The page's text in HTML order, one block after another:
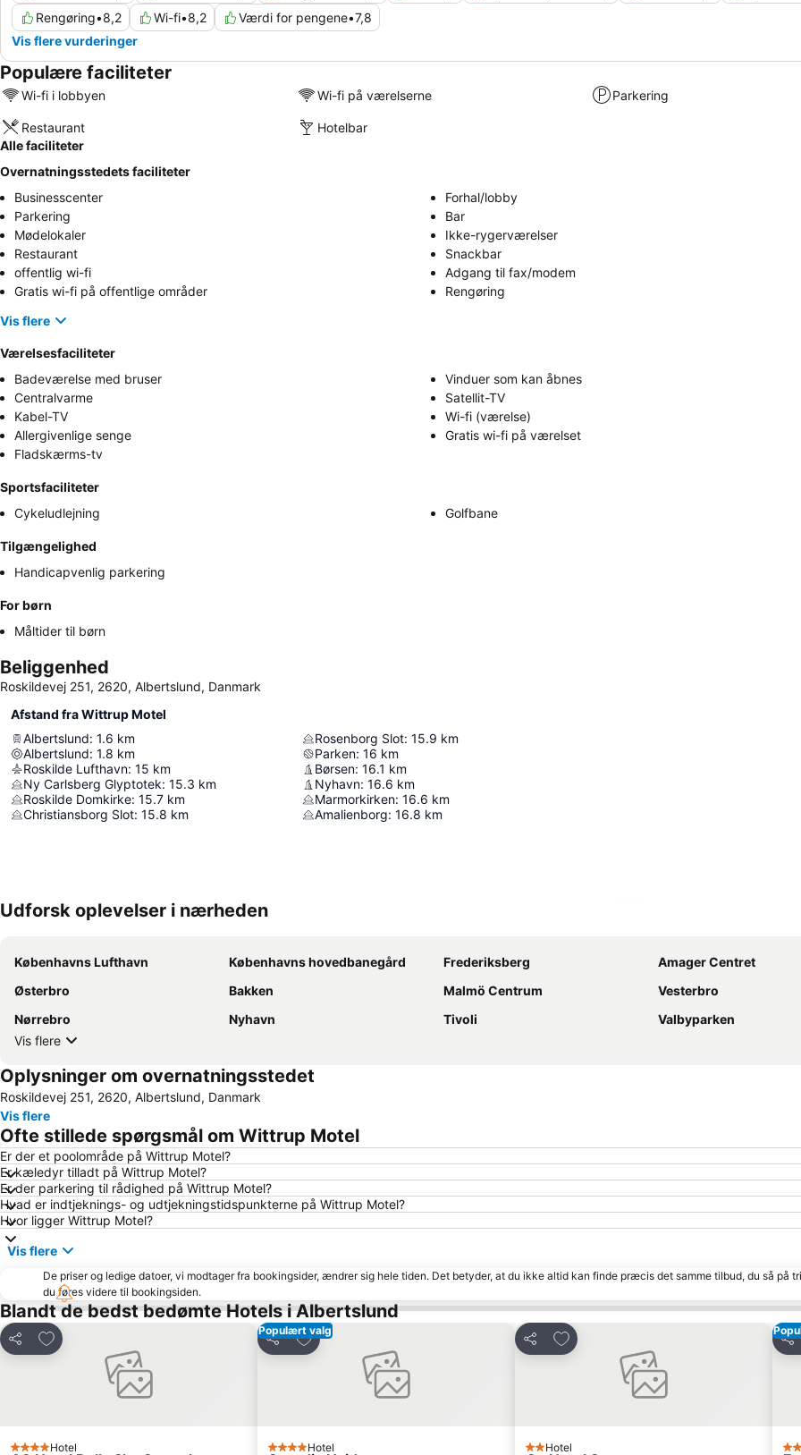
Rengøring•8,2 Wi-fi•8,2 Værdi for pengene•7,8
Vis flere vurderinger
Populære faciliteter
Wi-fi i lobbyen Wi-fi på værelserne Parkering
Restaurant
Hotelbar
Alle faciliteter
Overnatningsstedets faciliteter
Businesscenter
Forhal/lobby
Parkering
Bar
Mødelokaler
Ikke-rygerværelser
Restaurant
Snackbar
offentlig wi-fi
Adgang til fax/modem
Gratis wi-fi på offentlige områder
Rengøring
Vis flere
Værelsesfaciliteter
Badeværelse med bruser
Vinduer som kan åbnes
Centralvarme
Satellit-TV
Kabel-TV
Wi-fi (værelse)
Allergivenlige senge
Gratis wi-fi på værelset
Fladskærms-tv
Sportsfaciliteter
Cykeludlejning
Golfbane
Tilgængelighed
Handicapvenlig parkering
For børn
Måltider til børn
Beliggenhed
Roskildevej 251, 2620, Albertslund, Danmark
Afstand fra Wittrup Motel
Albertslund: 1.6 km
Albertslund: 1.8 km
Roskilde Lufthavn: 15 km
Ny Carlsberg Glyptotek: 15.3 km
Roskilde Domkirke: 15.7 km
Christiansborg Slot: 15.8 km
Rosenborg Slot: 15.9 km
Parken: 16 km
Børsen: 16.1 km
Nyhavn: 16.6 km
Marmorkirken: 16.6 km
Amalienborg: 16.8 km
Udforsk oplevelser i nærheden
Københavns Lufthavn Københavns hovedbanegård Frederiksberg
Amager Centret
Østerbro
Bakken Malmö Centrum
Vesterbro
Nørrebro
Nyhavn Tivoli
Valbyparken
Vis flere
Oplysninger om overnatningsstedet
Roskildevej 251, 2620, Albertslund, Danmark
Vis flere
Ofte stillede spørgsmål om Wittrup Motel
Er der et poolområde på Wittrup Motel?
Er kæledyr tilladt på Wittrup Motel?
Er der parkering til rådighed på Wittrup Motel?
Hvad er indtjeknings- og udtjekningstidspunkterne på Wittrup Motel?
Hvor ligger Wittrup Motel?
Vis flere
De priser og ledige datoer, vi modtager fra bookingsider, ændrer sig hele tiden. Det betyder, at du ikke altid kan finde præcis det samme tilbud, du så på
du føres videre til bookingsiden.
Blandt de bedst bedømte Hotels i Albertslund
Del
Føj til favoritter
Hotel
Populært valg
Del
Føj til favoritter
Hotel
Del
Føj til favoritter
Hotel
Del